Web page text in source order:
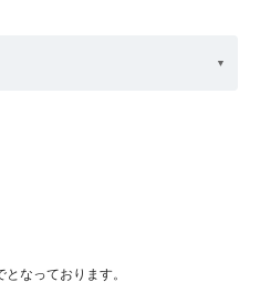
なっております。